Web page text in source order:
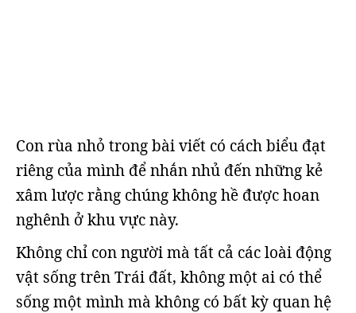
Con rùa nhỏ trong bài viết có cách biểu đạt
riêng của mình để nhắn nhủ đến những kẻ
xâm lược rằng chúng không hề được hoan
nghênh ở khu vực này.
Không chỉ con người mà tất cả các loài động
vật sống trên Trái đất, không một ai có thể
sống một mình mà không có bất kỳ quan hệ